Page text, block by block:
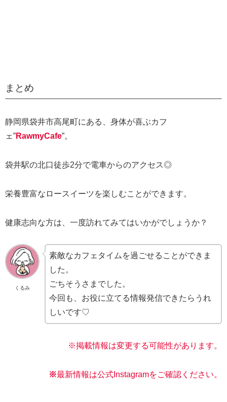
まとめ
静岡県袋井市高尾町にある、身体が喜ぶカフ
ェ”RawmyCafe”。
袋井駅の北口徒歩2分で電車からのアクセス◎
栄養豊富なロースイーツを楽しむことができます。
健康志向な方は、一度訪れてみてはいかがでしょうか？
くるみ
素敵なカフェタイムを過ごせることができま
した。
ごちそうさまでした。
今回も、お役に立てる情報発信できたらうれ
しいです♡
※掲載情報は変更する可能性があります。
※最新情報は公式Instagramをご確認ください。